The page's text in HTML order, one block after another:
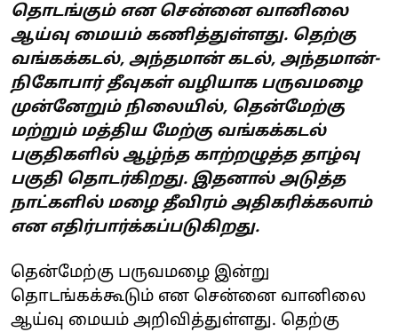
தொடங்கும் என சென்னை வானிலை
ஆய்வு மையம் கணித்துள்ளது. தெற்கு
வங்கக்கடல், அந்தமான் கடல், அந்தமான்-
நிகோபார் தீவுகள் வழியாக பருவமழை
முன்னேறும் நிலையில், தென்மேற்கு
மற்றும் மத்திய மேற்கு வங்கக்கடல்
பகுதிகளில் ஆழ்ந்த காற்றழுத்த தாழ்வு
பகுதி தொடர்கிறது. இதனால் அடுத்த
நாட்களில் மழை தீவிரம் அதிகரிக்கலாம்
என எதிர்பார்க்கப்படுகிறது.
தென்மேற்கு பருவமழை இன்று
தொடங்கக்கூடும் என சென்னை வானிலை
ஆய்வு மையம் அறிவித்துள்ளது. தெற்கு